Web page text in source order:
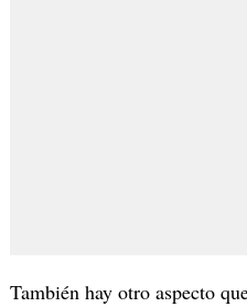
También hay otro aspecto